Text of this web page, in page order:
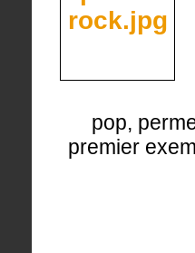
pop,
premier